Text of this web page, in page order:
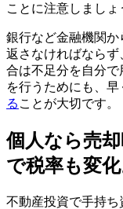
ことに注意しましょ
銀行など金融機関
返さなければなら
合は不足分を自分
を行うためにも、早
る ことが大切です。
個人なら売
で税率も変
不動産投資で手持